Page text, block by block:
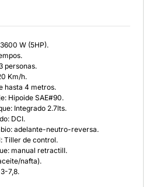
W (5HP).
personas.
Km/h.
hasta 4 metros.
Hipoide SAE#90.
Integrado 2.7lts.
DCI.
adelante-neutro-reversa.
Tiller de control.
manual retractilI.
nafta).
7,8.